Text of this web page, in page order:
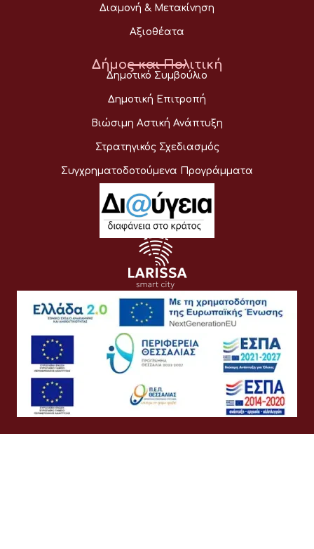
Διαμονή & Μετακίνηση
Αξιοθέατα
Δήμος και Πολιτική
Δημοτικό Συμβούλιο
Δημοτική Επιτροπή
Βιώσιμη Αστική Ανάπτυξη
Στρατηγικός Σχεδιασμός
Συγχρηματοδοτούμενα Προγράμματα